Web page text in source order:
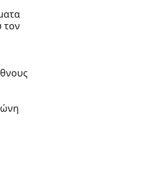
τον